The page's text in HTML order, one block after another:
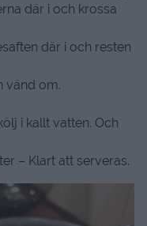
där i och krossa
där i och resten
vänd om.
i kallt vatten. Och
– Klart att serveras.